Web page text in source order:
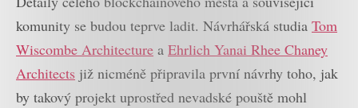
komunity se budou teprve ladit. Návrhářská studia Tom
Wiscombe Architecture a Ehrlich Yanai Rhee Chaney
Architects již nicméně připravila první návrhy toho, jak
by takový projekt uprostřed nevadské pouště mohl